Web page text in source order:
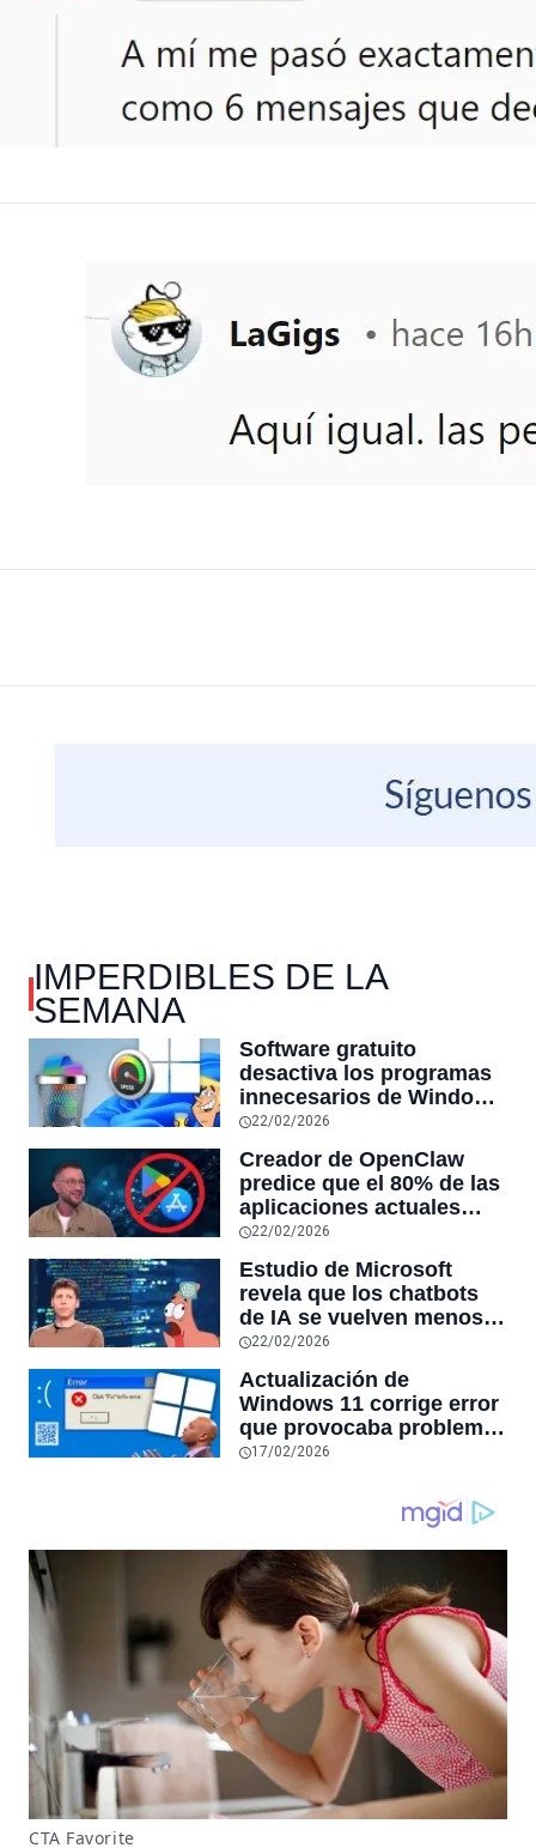
IMPERDIBLES DE LA
SEMANA
Software gratuito
desactiva los programas
innecesarios de Windows
11 y optimiza el PC,
RAM y mucho más
22/02/2026
Creador de OpenClaw
predice que el 80% de las
aplicaciones actuales
desaparecerán en el
las aplicaciones con
sensores únicos o
conexiones especiales a
hardware
22/02/2026
Estudio de Microsoft
revela que los chatbots
de IA se vuelven menos
confiables mientras más
tiempo hablas con ellos:
la falta de confiabilidad
sube un 112%
22/02/2026
Actualización de
Windows 11 corrige error
que provocaba problemas
al jugar en PC: los
producían desde 2023
17/02/2026